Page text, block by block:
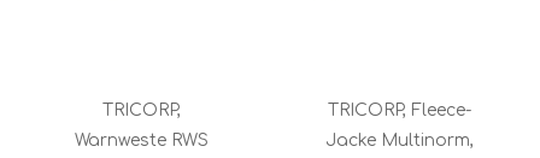
TRICORP,
Warnweste RWS
TRICORP, Fleece-
Jacke Multinorm,